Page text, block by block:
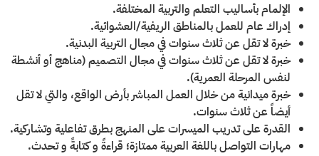
الإلمام بأساليب التعلم والتربية المختلفة.
إدراك عام للعمل بالمناطق الريفية/العشوائية.
خبرة لا تقل عن ثلاث سنوات في مجال التربية البدنية.
خبرة لا تقل عن ثلاث سنوات في مجال التصميم (مناهج أو أنشطة
لنفس المرحلة العمرية).
خبرة ميدانية من خلال العمل المباشر بأرض الواقع، والتي لا تقل
أيضاً عن ثلاث سنوات.
القدرة على تدريب الميسرات على المنهج بطرق تفاعلية وتشاركية.
مهارات التواصل باللغة العربية ممتازة؛ قراءةً و كتابةً و تحدث.